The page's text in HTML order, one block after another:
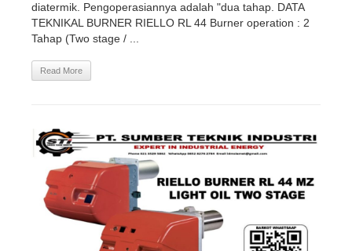
diatermik. Pengoperasiannya adalah "dua tahap. DATA
TEKNIKAL BURNER RIELLO RL 44 Burner operation : 2
Tahap (Two stage / ...
Read More